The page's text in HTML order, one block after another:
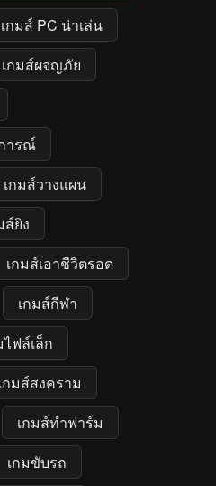
เกมส์ PC น่าเล่น
เกมส์ผจญภัย
ารณ์
เกมส์วางแผน
ส์ยิง
เกมส์เอาชีวิตรอด
เกมส์กีฬา
ไฟล์เล็ก
กมส์สงคราม
เกมส์ทำฟาร์ม
เกมขับรถ